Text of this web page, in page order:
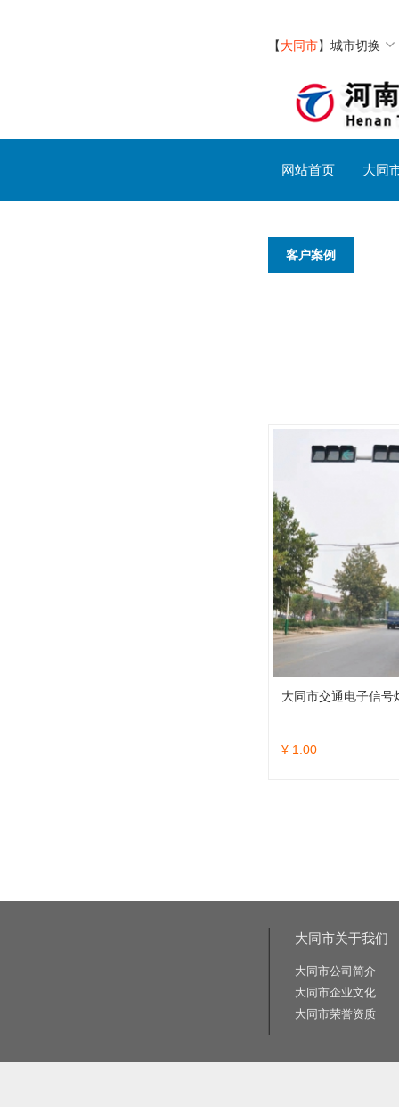
【大同市】 城市切换
网站首页 大同
客户案例
大同市交通电子信号
¥ 1.00
大同市关于我们
大同市公司简介
大同市企业文化
大同市荣誉资质